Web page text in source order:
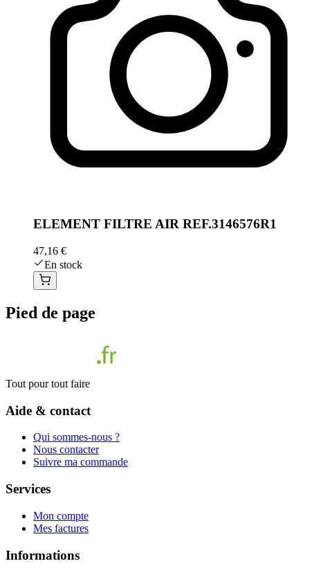
ELEMENT FILTRE AIR REF.3146576R1
47,16 €
En stock
Pied de page
Tout pour tout faire
Aide & contact
Qui sommes-nous ?
Nous contacter
Suivre ma commande
Services
Mon compte
Mes factures
Informations